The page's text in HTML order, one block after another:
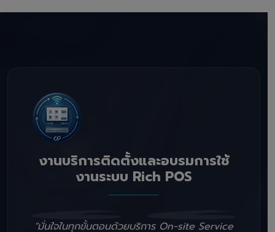
งานบริการติดตั้งและอบรมการใช้
งานระบบ Rich POS
"มั่นใจในทุกขั้นตอนด้วยบริการ On-site Service